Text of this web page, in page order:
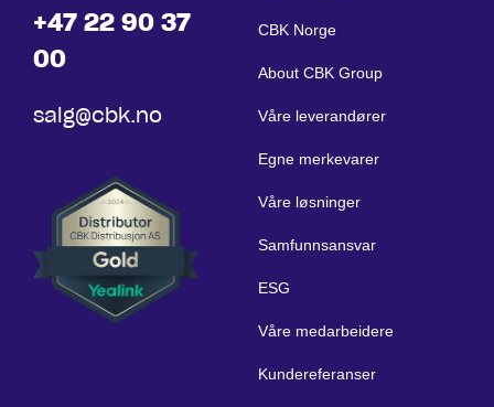
+47 22 90 37
00
salg@cbk.no
CBK Norge
About CBK Group
Våre leverandører
Egne merkevarer
Våre løsninger
Samfunnsansvar
ESG
Våre medarbeidere
Kundereferanser